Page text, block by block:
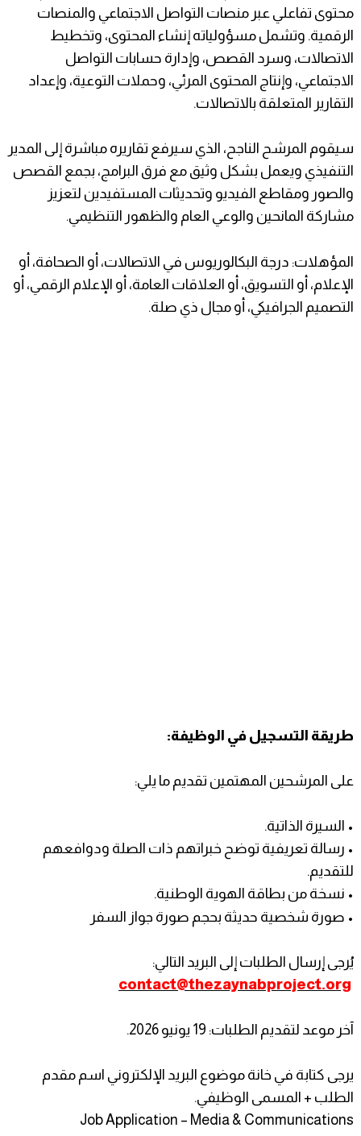
محتوى تفاعلي عبر منصات التواصل الاجتماعي والمنصات
الرقمية. وتشمل مسؤولياته إنشاء المحتوى، وتخطيط
الاتصالات، وسرد القصص، وإدارة حسابات التواصل
الاجتماعي، وإنتاج المحتوى المرئي، وحملات التوعية، وإعداد
التقارير المتعلقة بالاتصالات.
سيقوم المرشح الناجح، الذي سيرفع تقاريره مباشرة إلى المدير
التنفيذي ويعمل بشكل وثيق مع فرق البرامج، بجمع القصص
والصور ومقاطع الفيديو وتحديثات المستفيدين لتعزيز
مشاركة المانحين والوعي العام والظهور التنظيمي.
المؤهلات: درجة البكالوريوس في الاتصالات، أو الصحافة، أو
الإعلام، أو التسويق، أو العلاقات العامة، أو الإعلام الرقمي، أو
التصميم الجرافيكي، أو مجال ذي صلة.
طريقة التسجيل في الوظيفة:
على المرشحين المهتمين تقديم ما يلي:
• السيرة الذاتية.
• رسالة تعريفية توضح خبراتهم ذات الصلة ودوافعهم
للتقديم.
• نسخة من بطاقة الهوية الوطنية.
• صورة شخصية حديثة بحجم صورة جواز السفر
يُرجى إرسال الطلبات إلى البريد التالي:
contact@thezaynabproject.org
آخر موعد لتقديم الطلبات: 19 يونيو 2026.
يرجى كتابة في خانة موضوع البريد الإلكتروني اسم مقدم
الطلب + المسمى الوظيفي.
Job Application – Media & Communications